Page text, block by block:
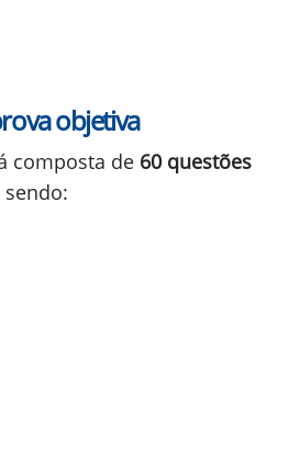
objetiva
composta de 60 questões
sendo: